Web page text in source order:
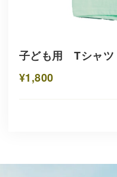
子ども用 Tシャ
¥1,800